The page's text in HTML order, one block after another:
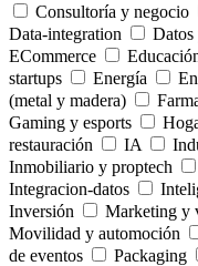
Consultoría y negocio
Data-integration
Datos
ECommerce
startups
Energía
(metal y madera)
Gaming y esports
restauración
IA
Inmobiliario y proptech
Integracion-datos
Inversión
Marketing y
Movilidad y automoción
de eventos
Packaging